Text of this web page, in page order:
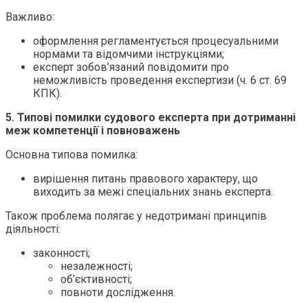
Важливо:
оформлення регламентується процесуальними
нормами та відомчими інструкціями;
експерт зобов’язаний повідомити про
неможливість проведення експертизи (ч. 6 ст. 69
КПК).
5. Типові помилки судового експерта при дотриманні
меж компетенції і повноважень
Основна типова помилка:
вирішення питань правового характеру, що
виходить за межі спеціальних знань експерта.
Також проблема полягає у недотримані принципів
діяльності:
законності;
незалежності;
об’єктивності;
повноти дослідження.